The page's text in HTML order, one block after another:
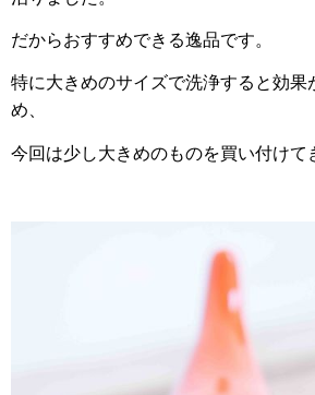
だからおすすめできる逸品です。
特に大きめのサイズで洗浄すると効果
め、
今回は少し大きめのものを買い付けて